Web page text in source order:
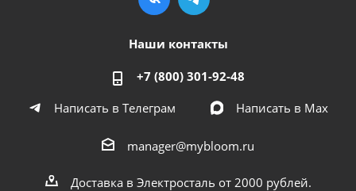
Наши контакты
+7 (800) 301-92-48
Написать в Телеграм
Написать в Мах
manager@mybloom.ru
Доставка в Электросталь от 2000 рублей.